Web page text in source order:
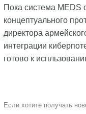
Пока система MEDS
концептуального
директора
интеграции
готово к
Если хотите получать